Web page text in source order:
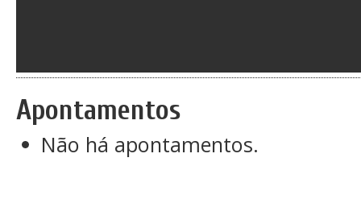
Apontamentos
Não há apontamentos.